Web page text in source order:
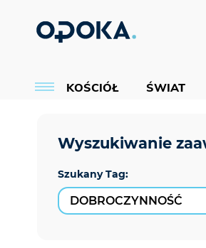
KOŚCIÓŁ ŚWIAT
Szukany Tag: